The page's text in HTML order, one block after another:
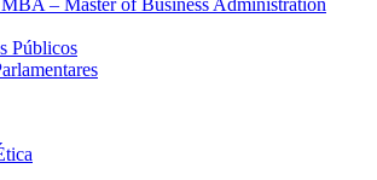
Públicos